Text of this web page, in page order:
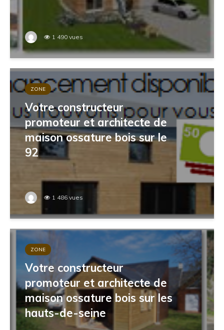
1 490 vues
ZONE
Votre constructeur
promoteur et architecte de
maison ossature bois sur le
92
1 486 vues
ZONE
Votre constructeur
promoteur et architecte de
maison ossature bois sur les
hauts-de-seine